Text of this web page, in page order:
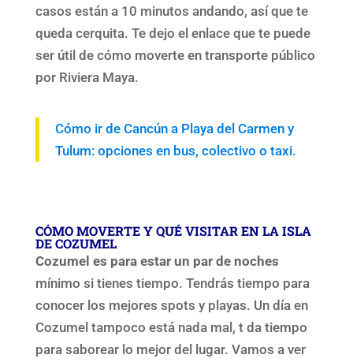
casos están a 10 minutos andando, así que te
queda cerquita. Te dejo el enlace que te puede
ser útil de cómo moverte en transporte público
por Riviera Maya.
Cómo ir de Cancún a Playa del Carmen y
Tulum: opciones en bus, colectivo o taxi.
CÓMO MOVERTE Y QUÉ VISITAR EN LA ISLA
DE COZUMEL
Cozumel es para estar un par de noches
mínimo si tienes tiempo. Tendrás tiempo para
conocer los mejores spots y playas. Un día en
Cozumel tampoco está nada mal, t da tiempo
para saborear lo mejor del lugar. Vamos a ver